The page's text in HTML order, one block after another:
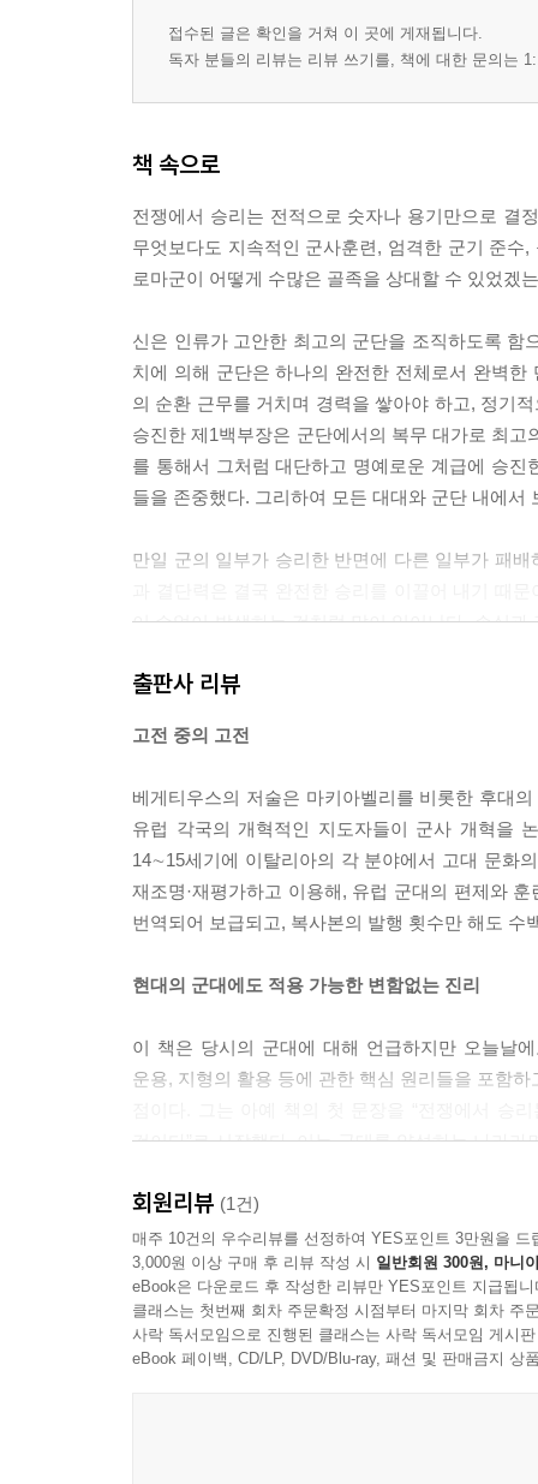
예비대의 중요성
장군과 예하 지휘관들의 위치
전투 중의 기동
다양한 전투 대형
적 도주의 촉진
철수 작전의 방법
철수 중의 기동
패배할 경우의 방책
보편적 금언
해설
지은이에 대해
옮긴이에 대해
접수된 글은 확인을 거쳐 이 곳에 게재됩니다.
독자 분들의 리뷰는 리뷰 쓰기를, 책에 대한 문의는
책 속으로
전쟁에서 승리는 전적으로 숫자나 용기만으로 결
무엇보다도 지속적인 군사훈련, 엄격한 군기 준
로마군이 어떻게 수많은 골족을 상대할 수 있었겠
신은 인류가 고안한 최고의 군단을 조직하도록
치에 의해 군단은 하나의 완전한 전체로서 완벽
의 순환 근무를 거치며 경력을 쌓아야 하고, 정기
승진한 제1백부장은 군단에서의 복무 대가로 최
를 통해서 그처럼 대단하고 명예로운 계급에 승
들을 존중했다. 그리하여 모든 대대와 군단 내에
만일 군의 일부가 승리한 반면에 다른 일부가 패
이 수없이 발생하는 것처럼 많이 일어난다. 손실
출판사 리뷰
고전 중의 고전
베게티우스의 저술은 마키아벨리를 비롯한 후대
유럽 각국의 개혁적인 지도자들이 군사 개혁을
14∼15세기에 이탈리아의 각 분야에서 고대 문화
재조명·재평가하고 이용해, 유럽 군대의 편제와
번역되어 보급되고, 복사본의 발행 횟수만 해도 수
현대의 군대에도 적용 가능한 변함없는 진리
이 책은 당시의 군대에 대해 언급하지만 오늘날
운용, 지형의 활용 등에 관한 핵심 원리들을 포함
것이다”로 시작했다. 이는 군대를 양성하는 나라
상세한 그림으로 보는 고대 군사제도
군사학은 한 사람의 대가가 만드는 것이 아니고
군사학 이론가들의 예리한 분석들을 집대성하여
것이다. 그리고 그가 집대성한 모든 군사제도를
살펴볼 수 있다.
회원리뷰 (1건)
매주 10건의 우수리뷰를 선정하여 YES포인트 3만원을 드
3,000원 이상 구매 후 리뷰 작성 시 일반회원 300원, 마니
eBook은 다운로드 후 작성한 리뷰만 YES포인트 지급됩니
클래스는 첫번째 회차 주문확정 시점부터 마지막 회차 주
사락 독서모임으로 진행된 클래스는 사락 독서모임 게시
eBook 페이백, CD/LP, DVD/Blu-ray, 패션 및 판매금지 상